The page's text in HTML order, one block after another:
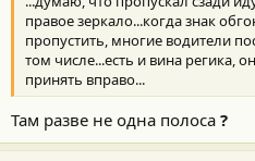
правое зеркало...когда знак
пропустить, многие водители
том числе...есть и вина регика,
принять вправо...
Там разве не одна полоса ?